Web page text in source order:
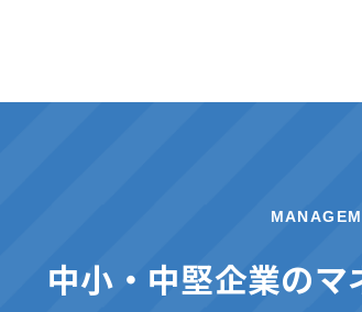
中小・中堅企業のマ